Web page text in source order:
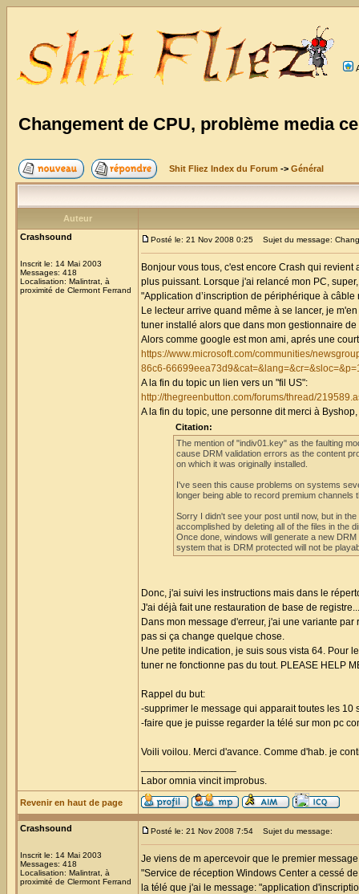
Changement de CPU, problème media
Shit Fliez Index du Forum -> Général
Auteur
Crashsound
Inscrit le: 14 Mai 2003
Messages: 418
Localisation: Malintrat, à
proximité de Clermont Ferrand
Posté le: 21 Nov 2008 0:25 Sujet du message:
Bonjour vous tous, c'est encore Crash qui
plus puissant. Lorsque j'ai relancé mon PC,
"Application d’inscription de périphérique à
Le lecteur arrive quand même à se lancer, je
tuner installé alors que dans mon gestionnaire
Alors comme google est mon ami, aprés une
https://www.microsoft.com/communities/
86c6-
A la fin du topic un lien vers un "fil US":
http://thegreenbutton.com/forums/thread/
A la fin du topic, une personne dit merci à
Citation:
The mention of "indiv01.key" as the faulting
cause DRM validation errors as the content
on which it was originally installed.
I've seen this cause problems on systems
longer being able to record premium
Sorry I didn't see your post until now, but in
accomplished by deleting all of the files in the
Once done, windows will generate a new
system that is DRM protected will not be
Donc, j'ai suivi les instructions mais dans le
J'ai déjà fait une restauration de base de
Dans mon message d'erreur, j'ai une variante
pas si ça change quelque chose.
Une petite indication, je suis sous vista 64. Pour
tuner ne fonctionne pas du tout. PLEASE HELP
Rappel du but:
-supprimer le message qui apparait toutes les
-faire que je puisse regarder la télé sur mon pc
Voili voilou. Merci d'avance. Comme d'hab. je
Labor omnia vincit improbus.
Revenir en haut de page
Crashsound
Inscrit le: 14 Mai 2003
Messages: 418
Localisation: Malintrat, à
proximité de Clermont Ferrand
Posté le: 21 Nov 2008 7:54 Sujet du message:
Je viens de m apercevoir que le premier
"Service de réception Windows Center a cessé
la télé que j'ai le message: "application